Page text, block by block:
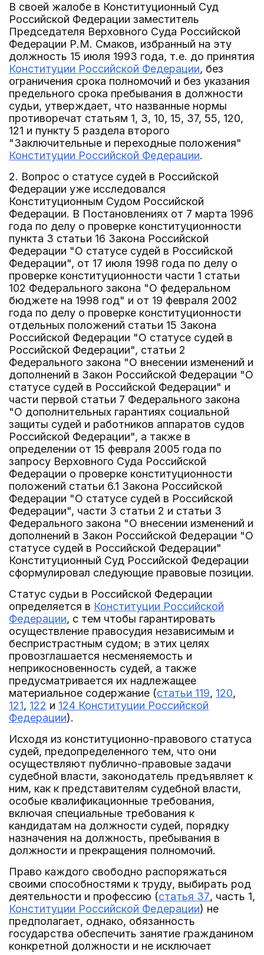
В своей жалобе в Конституционный Суд
Российской Федерации заместитель
Председателя Верховного Суда Российской
Федерации Р.М. Смаков, избранный на эту
должность 15 июля 1993 года, т.е. до принятия
Конституции Российской Федерации, без
ограничения срока полномочий и без указания
предельного срока пребывания в должности
судьи, утверждает, что названные нормы
противоречат статьям 1, 3, 10, 15, 37, 55, 120,
121 и пункту 5 раздела второго
"Заключительные и переходные положения"
Конституции Российской Федерации.
2. Вопрос о статусе судей в Российской
Федерации уже исследовался
Конституционным Судом Российской
Федерации. В Постановлениях от 7 марта 1996
года по делу о проверке конституционности
пункта 3 статьи 16 Закона Российской
Федерации "О статусе судей в Российской
Федерации", от 17 июля 1998 года по делу о
проверке конституционности части 1 статьи
102 Федерального закона "О федеральном
бюджете на 1998 год" и от 19 февраля 2002
года по делу о проверке конституционности
отдельных положений статьи 15 Закона
Российской Федерации "О статусе судей в
Российской Федерации", статьи 2
Федерального закона "О внесении изменений и
дополнений в Закон Российской Федерации "О
статусе судей в Российской Федерации" и
части первой статьи 7 Федерального закона
"О дополнительных гарантиях социальной
защиты судей и работников аппаратов судов
Российской Федерации", а также в
определении от 15 февраля 2005 года по
запросу Верховного Суда Российской
Федерации о проверке конституционности
положений статьи 6.1 Закона Российской
Федерации "О статусе судей в Российской
Федерации", части 3 статьи 2 и статьи 3
Федерального закона "О внесении изменений и
дополнений в Закон Российской Федерации "О
статусе судей в Российской Федерации"
Конституционный Суд Российской Федерации
сформулировал следующие правовые позиции.
Статус судьи в Российской Федерации
определяется в Конституции Российской
Федерации, с тем чтобы гарантировать
осуществление правосудия независимым и
беспристрастным судом; в этих целях
провозглашается несменяемость и
неприкосновенность судей, а также
предусматривается их надлежащее
материальное содержание (статьи 119, 120,
121, 122 и 124 Конституции Российской
Федерации).
Исходя из конституционно-правового статуса
судей, предопределенного тем, что они
осуществляют публично-правовые задачи
судебной власти, законодатель предъявляет к
ним, как к представителям судебной власти,
особые квалификационные требования,
включая специальные требования к
кандидатам на должности судей, порядку
назначения на должность, пребывания в
должности и прекращения полномочий.
Право каждого свободно распоряжаться
своими способностями к труду, выбирать род
деятельности и профессию (статья 37, часть 1,
Конституции Российской Федерации) не
предполагает, однако, обязанность
государства обеспечить занятие гражданином
конкретной должности и не исключает